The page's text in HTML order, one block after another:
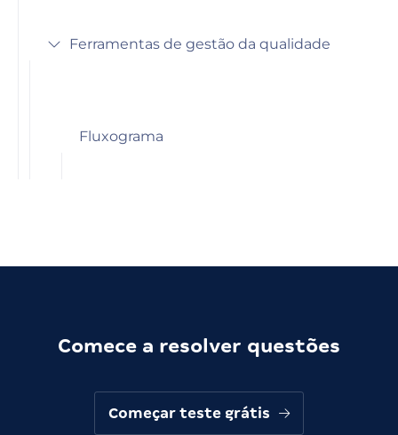
Ferramentas de gestão da qualidade
Fluxograma
Comece a resolver questões
Começar teste grátis